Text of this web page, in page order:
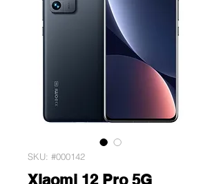
SKU: #000142
Xiaomi 12 Pro 5G